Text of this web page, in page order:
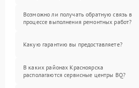
Возможно ли получать обратную связь в
процессе выполнения ремонтных работ?
Какую гарантию вы предоставляете?
В каких районах Красноярска
располагаются сервисные центры BQ?